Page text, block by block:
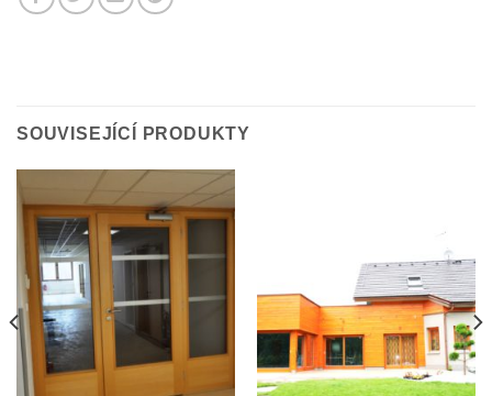
SOUVISEJÍCÍ PRODUKTY